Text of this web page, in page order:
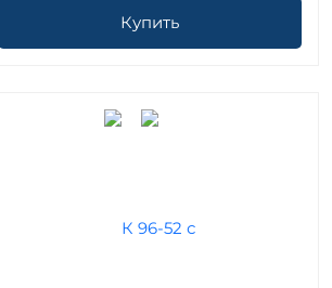
Купить